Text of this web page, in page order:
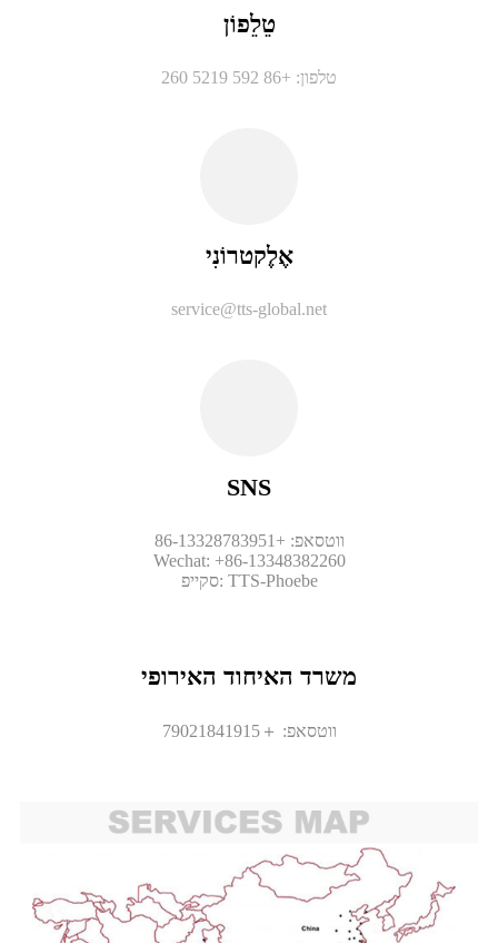
טֵלֵפוֹן
טלפון: +86 592 5219 260
אֶלֶקטרוֹנִי
service@tts-global.net
SNS
ווטסאפ: +86-13328783951
Wechat: +86-13348382260
סקייפ: TTS-Phoebe
משרד האיחוד האירופי
ווטסאפ: ＋79021841915